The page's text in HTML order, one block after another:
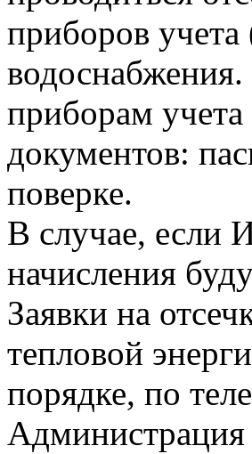
приборов
приборам
документов:
поверке.
В случае, если
начисления
Заявки на
тепловой
порядке, по